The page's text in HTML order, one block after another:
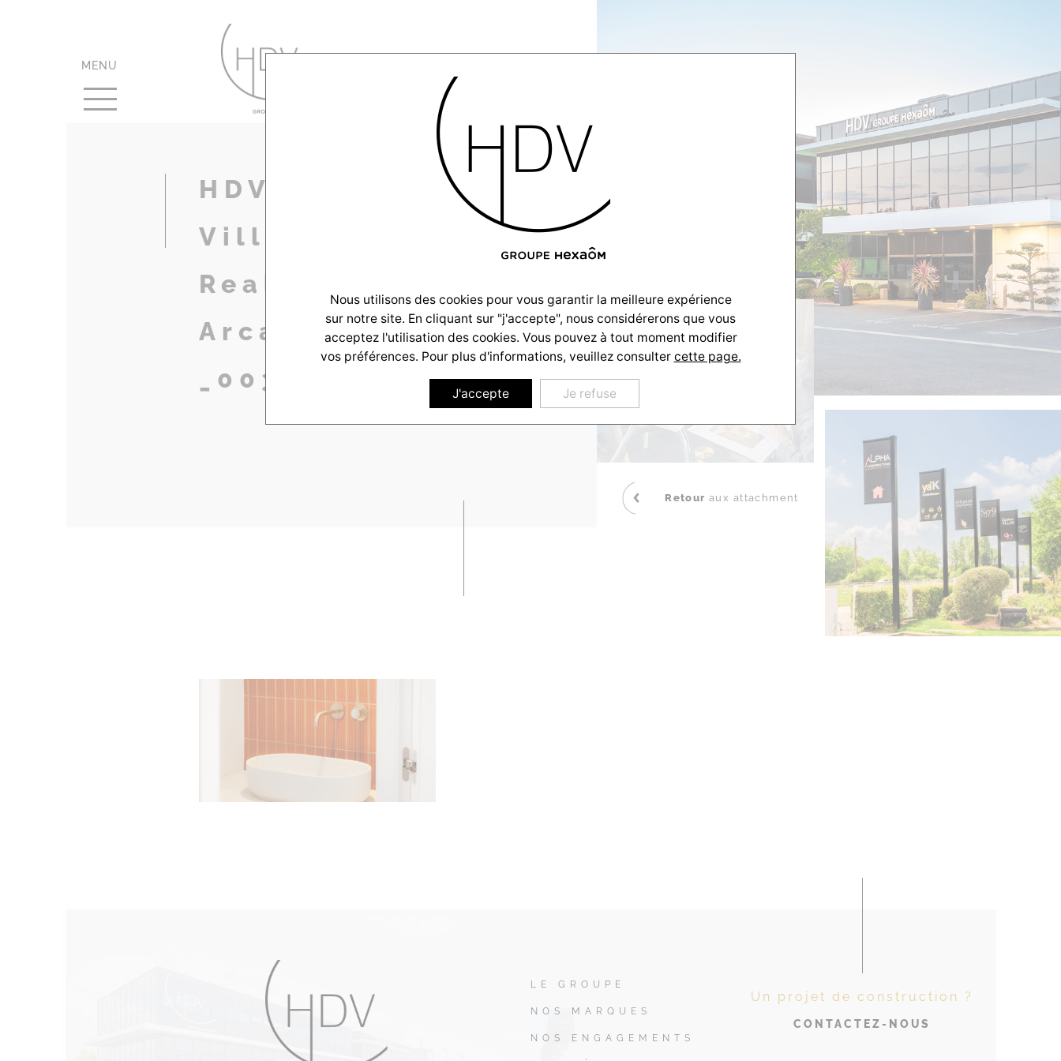
HDV-Couleur-
Villas-
Realisation-
Arcachon–
_0036_36
Retour aux attachment
MENU
LE GROUPE
NOS MARQUES
NOS ENGAGEMENTS
Un projet de construction ?
CONTACTEZ-NOUS
Nous utilisons des cookies pour vous garantir la meilleure expérience
sur notre site. En cliquant sur "j'accepte", nous considérerons que vous
acceptez l'utilisation des cookies. Vous pouvez à tout moment modifier
vos préférences. Pour plus d'informations, veuillez consulter cette page.
J'accepte Je refuse